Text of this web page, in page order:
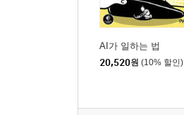
AI가 일하는 법
20,520원 (10% 할인)